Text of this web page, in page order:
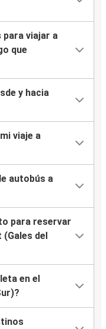
para viajar a
que
y hacia
viaje a
autobús a
para reservar
(Gales del
en el